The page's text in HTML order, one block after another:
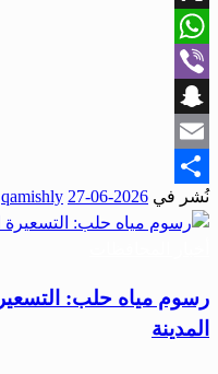
X
WhatsApp
Viber
Snapchat
Email
Share
نُشر في 2026-06-27
qamishly
رسوم مياه حلب:
المدينة